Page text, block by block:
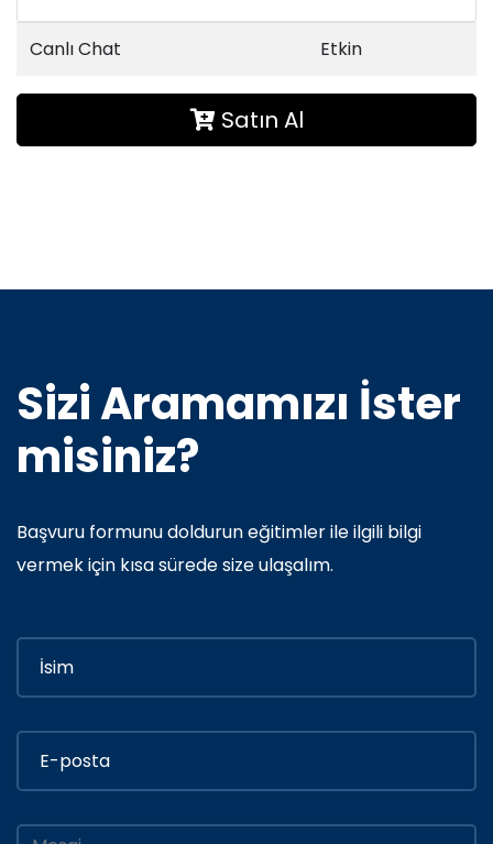
Canlı Chat Etkin
Satın Al
Sizi Aramamızı İster
misiniz?
Başvuru formunu doldurun eğitimler ile ilgili bilgi
vermek için kısa sürede size ulaşalım.